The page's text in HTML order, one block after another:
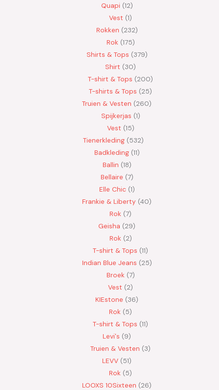
Quapi 12
Vest 1
Rokken 232
Rok 175
Shirts & Tops 379
Shirt
30
T-shirt & Tops
200
T-shirts & Tops
25
Truien & Vesten
260
Spijkerjas 1
Vest 15
Tienerkleding 532
Badkleding 11
Ballin 18
Bellaire 7
Elle Chic 1
Frankie & Liberty 40
Rok 7
Geisha
29
Rok 2
T-shirt & Tops 11
Indian Blue Jeans 25
Broek 7
Vest
2
KIEstone
36
Rok
5
T-shirt & Tops 11
Levi's
9
Truien & Vesten
3
LEVV 51
Rok
5
LOOXS 10Sixteen
26